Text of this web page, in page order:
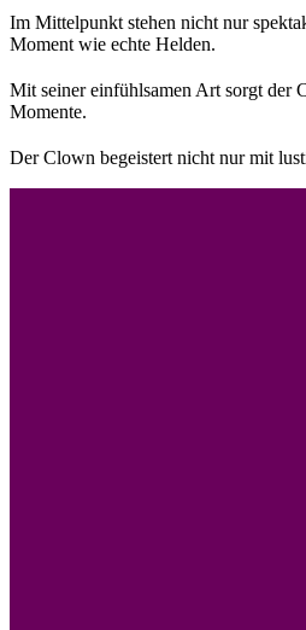
Im Mittelpunkt stehen nicht nur
Moment wie echte Helden.
Mit seiner einfühlsamen Art sorgt der
Momente.
Der Clown begeistert nicht nur mit